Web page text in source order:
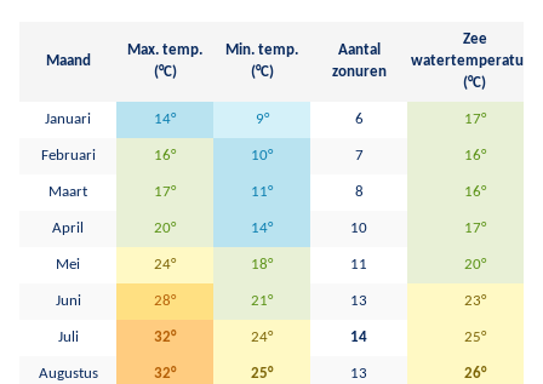
Maand
Max. temp.
(°C)
Min. temp.
(°C)
Aantal
zonuren
Zee
watertemperatuur
(°C)
Januari 14° 9° 6 17°
Februari 16° 10° 7 16°
Maart 17° 11° 8 16°
April 20° 14° 10 17°
Mei 24° 18° 11 20°
Juni 28° 21° 13 23°
Juli 32° 24° 14 25°
Augustus 32° 25° 13 26°